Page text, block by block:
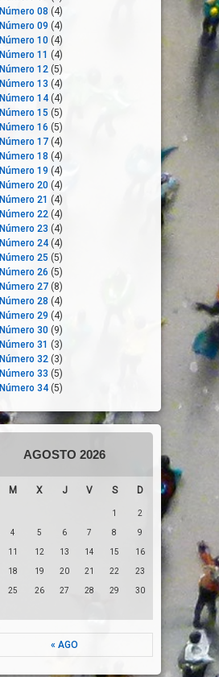
Número 08 (4)
Número 09 (4)
Número 10(4)
Número 11 (4)
Número 12(5)
Número 13 (4)
Número 14(4)
Número 15 (5)
Número 16 (5)
Número 17(4)
Número 18 (4)
Número 19 (4)
Número 20(4)
Número 21 (4)
Número 22(4)
Número 23 (4)
Número 24(4)
Número 25 (5)
Número 26 (5)
Número 27(8)
Número 28 (4)
Número 29 (4)
Número 30(9)
Número 31 (3)
Número 32(3)
Número 33 (5)
Número 34(5)
AGOSTO 2026
M X J V S D
1 2
4 5 6 7 8 9
11 12 13 14 15 16
18 19 20 21 22 23
25 26 27 28 29 30
« AGO